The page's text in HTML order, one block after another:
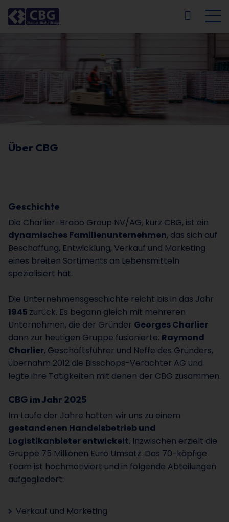
EN DE
Über CBG
Geschichte
Die Charlier-Brabo Group NV/AG, kurz CBG, ist ein
dynamisches Familienunternehmen, das sich auf
Beschaffung, Entwicklung, Verkauf und Marketing
eines breiten Sortiments an Lebensmitteln
spezialisiert hat.
Die Unternehmensgeschichte reicht bis in das Jahr
1945 zurück. Es begann gleich mit mehreren
Unternehmen, die der Gründer Georges Charlier
dann zur heutigen Gruppe fusionierte. Raymond
Charlier, Geschäftsführer und Neffe des Gründers,
übernahm 2012 die Bisschops-Verachter AG und
legte ihre Tätigkeiten mit denen der CBG zusammen.
CBG im Jahr 2025
Im Laufe der Jahre hatten wir uns zu einem
gestandenen Handelsbetrieb und
Logistikanbieter entwickelt. Inzwischen erzielt die
Gruppe 75 Millionen Euro Umsatz. Das 70-köpfige
Team ist hochmotiviert und in folgende Abteilungen
aufgegliedert:
Verkauf und Marketing